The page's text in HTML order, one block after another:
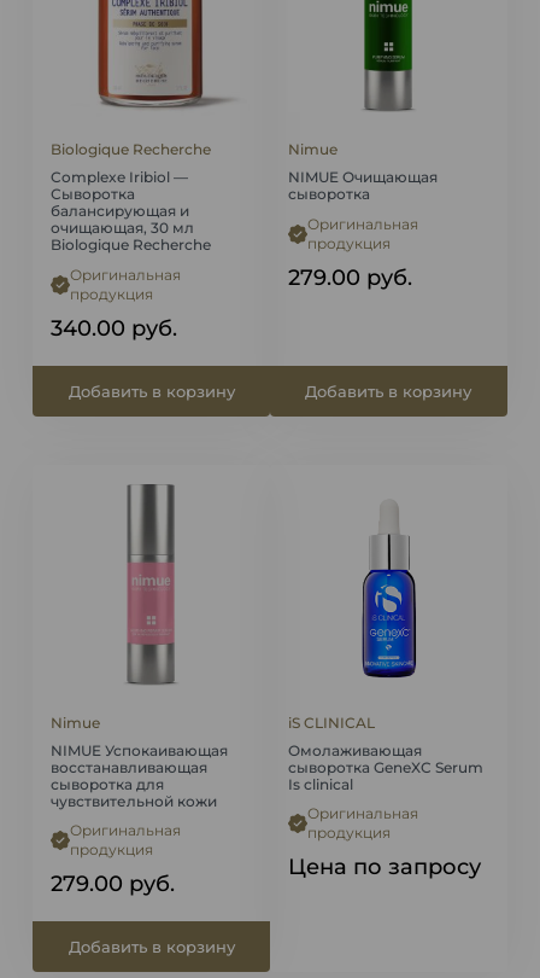
Biologique Recherche
Complexe Iribiol —
Сыворотка
балансирующая и
очищающая, 30 мл
Biologique Recherche
Оригинальная
продукция
340.00 руб.
Добавить в корзину
Nimue
NIMUE Очищающая
сыворотка
Оригинальная
продукция
279.00 руб.
Добавить в корзину
Nimue
NIMUE Успокаивающая
восстанавливающая
сыворотка для
чувствительной кожи
Оригинальная
продукция
279.00 руб.
Добавить в корзину
iS CLINICAL
Омолаживающая
сыворотка GeneXC Serum
Is clinical
Оригинальная
продукция
Цена по запросу